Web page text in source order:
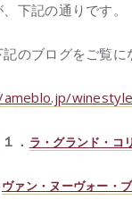
下記の通りです。
のブログをご覧に
１． ラ・グランド・コ
ヴァン・ヌーヴォ